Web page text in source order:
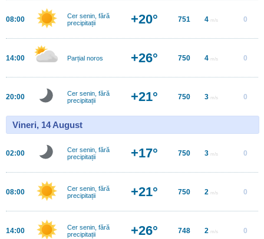
08:00
Cer senin, fără
precipitații
+20° 751 4 m/s 0
14:00 Parțial noros +26° 750 4 m/s 0
20:00
Cer senin, fără
precipitații
+21° 750 3 m/s 0
Vineri, 14 August
02:00
Cer senin, fără
precipitații
+17° 750 3 m/s 0
08:00
Cer senin, fără
precipitații
+21° 750 2 m/s 0
14:00
Cer senin, fără
precipitații
+26° 748 2 m/s 0